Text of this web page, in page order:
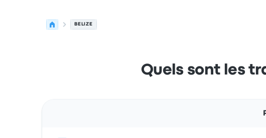
BELIZE
Quels sont les